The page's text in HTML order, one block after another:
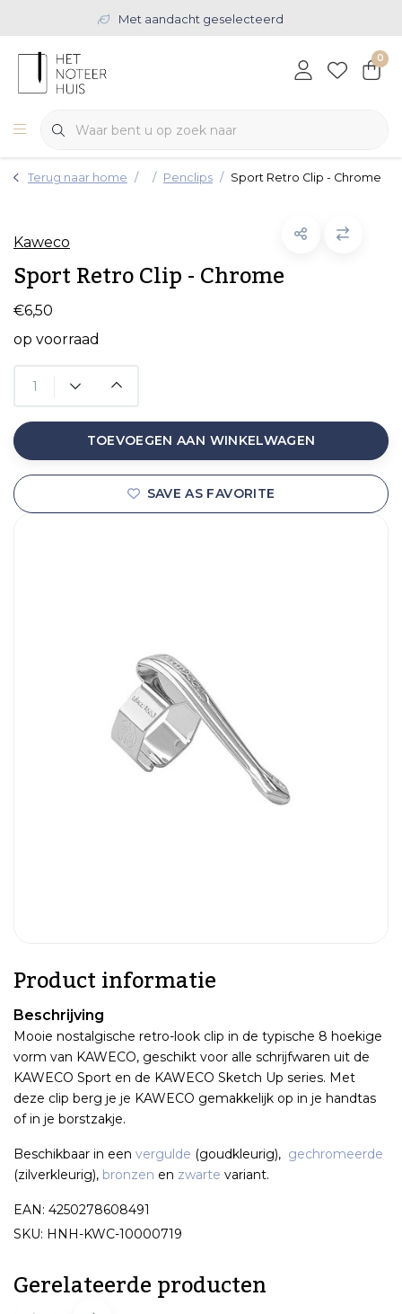
Met aandacht geselecteerd
0
Terug naar home Penclips Sport Retro Clip - Chrome
Kaweco
Sport Retro Clip - Chrome
€6,50
op voorraad
TOEVOEGEN AAN WINKELWAGEN
SAVE AS FAVORITE
Product informatie
Beschrijving
Mooie nostalgische retro-look clip in de typische 8 hoekige
vorm van KAWECO, geschikt voor alle schrijfwaren uit de
KAWECO Sport en de KAWECO Sketch Up series. Met
deze clip berg je je KAWECO gemakkelijk op in je handtas
of in je borstzakje.
Beschikbaar in een vergulde (goudkleurig), gechromeerde
(zilverkleurig), bronzen en zwarte variant.
EAN: 4250278608491
SKU: HNH-KWC-10000719
Gerelateerde producten